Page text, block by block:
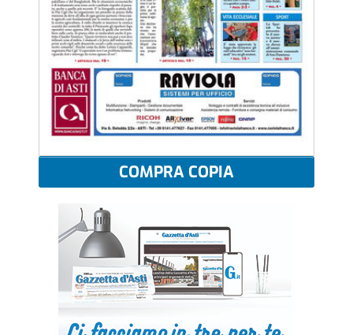
COMPRA COPIA